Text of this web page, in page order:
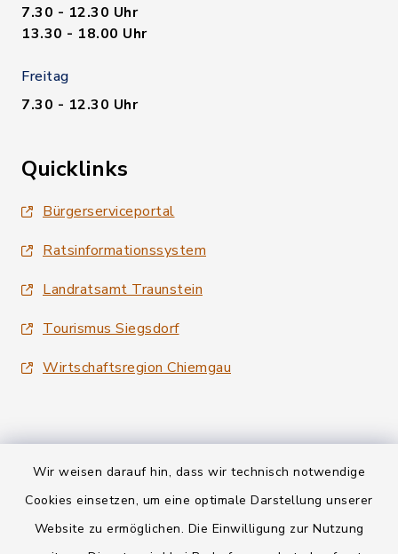
Wir weisen darauf hin, dass wir technisch notwendige
Cookies einsetzen, um eine optimale Darstellung unserer
Website zu ermöglichen. Die Einwilligung zur Nutzung
7.30 - 12.30 Uhr
13.30 - 18.00 Uhr
Freitag
7.30 - 12.30 Uhr
Quicklinks
Bürgerserviceportal
Ratsinformationssystem
Landratsamt Traunstein
Tourismus Siegsdorf
Wirtschaftsregion Chiemgau
Kontakt